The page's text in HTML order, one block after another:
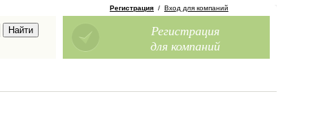
Регистрация / Вход для компаний
Регистрация
для компаний